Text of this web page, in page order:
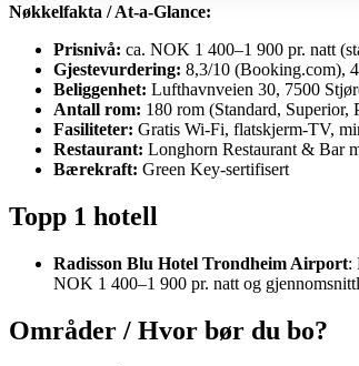
Nøkkelfakta / At-a-Glance:
Prisnivå: ca. NOK 1 400–1 900 pr. natt
Gjestevurdering: 8,3/10 (Booking.com),
Beliggenhet: Lufthavnveien 30, 7500
Antall rom: 180 rom (Standard,
Fasiliteter: Gratis Wi-Fi, flatskjerm-TV,
Restaurant: Longhorn Restaurant & Bar
Bærekraft: Green Key-sertifisert
Topp 1 hotell
Radisson Blu Hotel Trondheim Airport:
NOK 1 400–1 900 pr. natt og
Områder / Hvor bør du bo?